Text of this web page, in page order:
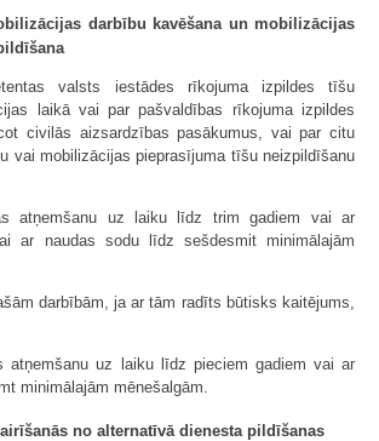
darbību kavēšana un mobilizācijas
valsts iestādes rīkojuma izpildes tīšu
laikā vai par pašvaldības rīkojuma izpildes
civilās aizsardzības pasākumus, vai par citu
vai mobilizācijas pieprasījuma tīšu neizpildīšanu
atņemšanu uz laiku līdz trim gadiem vai ar
ar naudas sodu līdz sešdesmit minimālajām
darbībām, ja ar tām radīts būtisks kaitējums,
atņemšanu uz laiku līdz pieciem gadiem vai ar
minimālajām mēnešalgām.
no alternatīvā dienesta pildīšanas